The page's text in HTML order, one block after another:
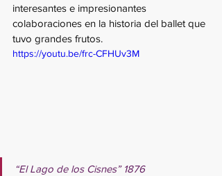
interesantes e impresionantes
colaboraciones en la historia del ballet que
tuvo grandes frutos.
https://youtu.be/frc-CFHUv3M
“El Lago de los Cisnes” 1876